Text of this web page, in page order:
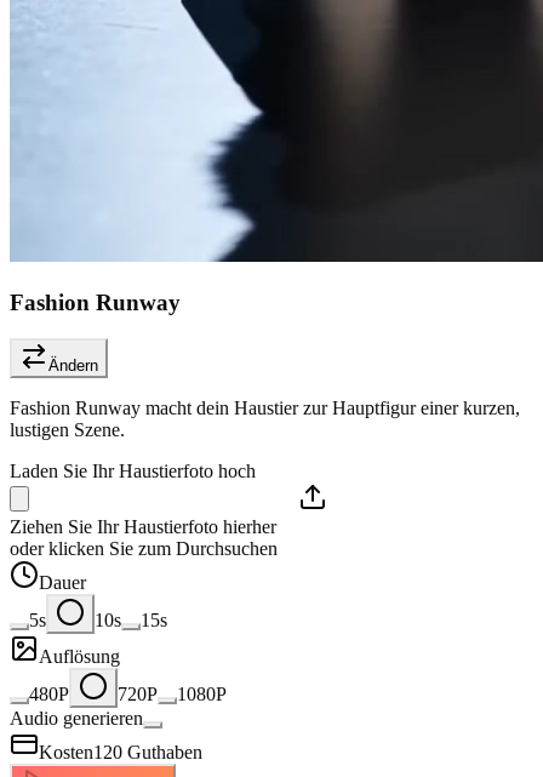
Fashion Runway
Ändern
Fashion Runway macht dein Haustier zur Hauptfigur einer kurzen,
lustigen Szene.
Laden Sie Ihr Haustierfoto hoch
Ziehen Sie Ihr Haustierfoto hierher
oder klicken Sie zum Durchsuchen
Dauer
5s
10s
15s
Auflösung
480P
720P
1080P
Audio generieren
Kosten120 Guthaben